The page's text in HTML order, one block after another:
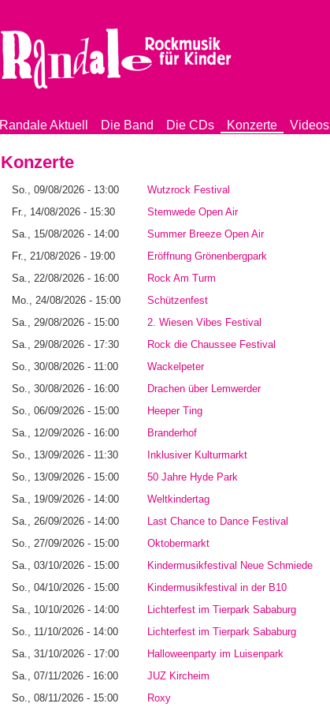
Randale Aktuell Die Band Die CDs Konzerte Videos
Konzerte
So., 09/08/2026 - 13:00 Wutzrock Festival
Fr., 14/08/2026 - 15:30
Stemwede Open Air
Sa., 15/08/2026 - 14:00
Summer Breeze Open Air
Fr., 21/08/2026 - 19:00
Eröffnung Grönenbergpark
Sa., 22/08/2026 - 16:00
Rock Am Turm
Mo., 24/08/2026 - 15:00
Schützenfest
Sa., 29/08/2026 - 15:00
2. Wiesen Vibes Festival
Sa., 29/08/2026 - 17:30
Rock die Chaussee Festival
So., 30/08/2026 - 11:00
Wackelpeter
So., 30/08/2026 - 16:00
Drachen über Lemwerder
So., 06/09/2026 - 15:00
Heeper Ting
Sa., 12/09/2026 - 16:00
Branderhof
So., 13/09/2026 - 11:30
Inklusiver Kulturmarkt
So., 13/09/2026 - 15:00
50 Jahre Hyde Park
Sa., 19/09/2026 - 14:00
Weltkindertag
Sa., 26/09/2026 - 14:00
Last Chance to Dance Festival
So., 27/09/2026 - 15:00
Oktobermarkt
Sa., 03/10/2026 - 15:00
Kindermusikfestival Neue Schmiede
So., 04/10/2026 - 15:00
Kindermusikfestival in der B10
Sa., 10/10/2026 - 14:00
Lichterfest im Tierpark Sababurg
So., 11/10/2026 - 14:00
Lichterfest im Tierpark Sababurg
Sa., 31/10/2026 - 17:00
Halloweenparty im Luisenpark
Sa., 07/11/2026 - 16:00
JUZ Kircheim
So., 08/11/2026 - 15:00
Roxy